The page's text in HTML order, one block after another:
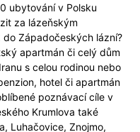
ubytování v Polsku
za lázeňským
Západočeských lázní?
apartmán či celý dům
s celou rodinou nebo
hotel či apartmán
poznávací cíle v
Krumlova také
Luhačovice, Znojmo,